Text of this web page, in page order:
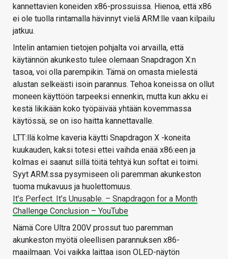
kannettavien koneiden x86-prossuissa. Hienoa, että x86
ei ole tuolla rintamalla hävinnyt vielä ARM:lle vaan kilpailu
jatkuu.
Intelin antamien tietojen pohjalta voi arvailla, että
käytännön akunkesto tulee olemaan Snapdragon X:n
tasoa, voi olla parempikin. Tämä on omasta mielestä
alustan selkeästi isoin parannus. Tehoa koneissa on ollut
moneen käyttöön tarpeeksi ennenkin, mutta kun akku ei
kestä likikään koko työpäivää yhtään kovemmassa
käytössä, se on iso haitta kannettavalle.
LTT:llä kolme kaveria käytti Snapdragon X -koneita
kuukauden, kaksi totesi ettei vaihda enää x86:een ja
kolmas ei saanut sillä töitä tehtyä kun softat ei toimi.
Syyt ARM:ssa pysymiseen oli paremman akunkeston
tuoma mukavuus ja huolettomuus.
It’s Perfect. It’s Unusable. – Snapdragon for a Month
Challenge Conclusion – YouTube
Nämä Core Ultra 200V prossut tuo paremman
akunkeston myötä oleellisen parannuksen x86-
maailmaan. Voi vaikka laittaa ison OLED-näytön